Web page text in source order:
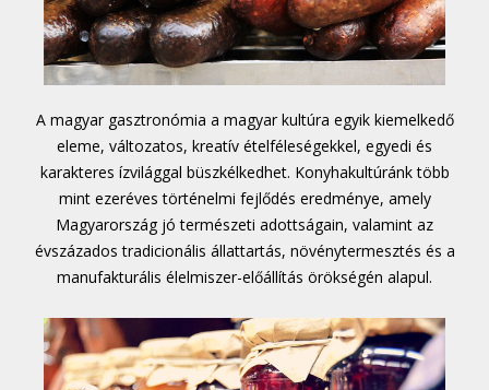
A magyar gasztronómia a magyar kultúra egyik kiemelkedő
eleme, változatos, kreatív ételféleségekkel, egyedi és
karakteres ízvilággal büszkélkedhet. Konyhakultúránk több
mint ezeréves történelmi fejlődés eredménye, amely
Magyarország jó természeti adottságain, valamint az
évszázados tradicionális állattartás, növénytermesztés és a
manufakturális élelmiszer-előállítás örökségén alapul.